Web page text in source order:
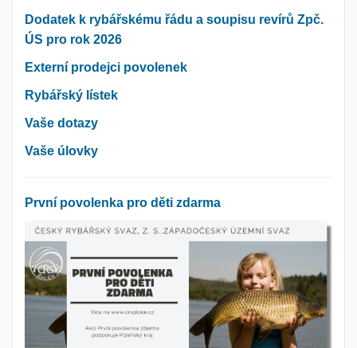
Dodatek k rybářskému řádu a soupisu revírů Zpč.
ÚS pro rok 2026
Externí prodejci povolenek
Rybářský lístek
Vaše dotazy
Vaše úlovky
První povolenka pro děti zdarma